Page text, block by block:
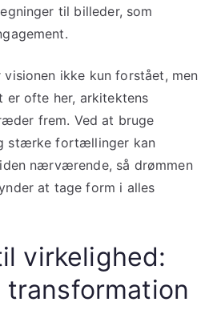
til billeder, som
visionen ikke kun forstået, men
er ofte her, arkitektens
frem. Ved at bruge
stærke fortællinger kan
nærværende, så drømmen
at tage form i alles
virkelighed: